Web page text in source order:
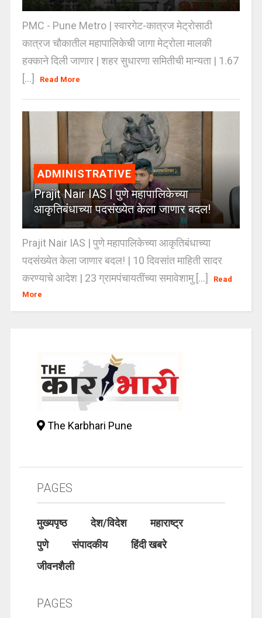
PMC - Pune Metro | स्वारगेट-कात्रज मेट्रोसाठी
कात्रज चौकातील महापालिकेची जागा मेट्रोला मालकी
हक्काने दिली जाणार | शहर सुधारणा समितीची मान्यता | 1.67
[...]
Read More
ADMINISTRATIVE
Prajit Nair IAS | पुणे महापालिकेच्या
आकृतिबंधाच्या पदसंख्येत केला जाणार बदल!
Prajit Nair IAS | पुणे महापालिकेच्या आकृतिबंधाच्या
पदसंख्येत केला जाणार बदल! | 10 दिवसांत माहिती सादर
करण्याचे आदेश | 23 ग्रामपंचायतींच्या समावेशामु [...]
Read
More
The Karbhari Pune
PAGES
मुख्यपृष्ठ देश/विदेश
महाराष्ट्र
पुणे
संपादकीय
हिंदी खबरे
जीवनशैली
PAGES